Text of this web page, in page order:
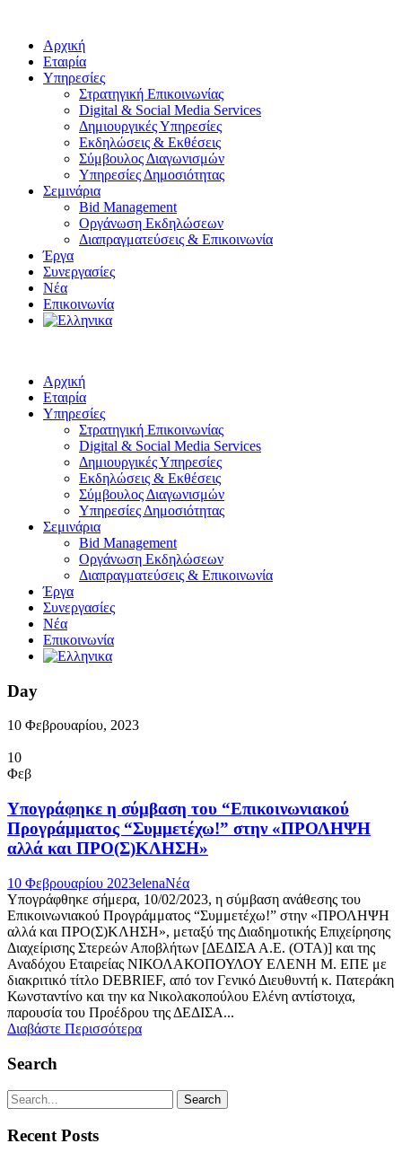
Αρχική
Εταιρία
Υπηρεσίες
Στρατηγική Επικοινωνίας
Digital & Social Media Services
Δημιουργικές Υπηρεσίες
Εκδηλώσεις & Εκθέσεις
Σύμβουλος Διαγωνισμών
Υπηρεσίες Δημοσιότητας
Σεμινάρια
Bid Management
Οργάνωση Εκδηλώσεων
Διαπραγματεύσεις & Επικοινωνία
Έργα
Συνεργασίες
Νέα
Επικοινωνία
Αρχική
Εταιρία
Υπηρεσίες
Στρατηγική Επικοινωνίας
Digital & Social Media Services
Δημιουργικές Υπηρεσίες
Εκδηλώσεις & Εκθέσεις
Σύμβουλος Διαγωνισμών
Υπηρεσίες Δημοσιότητας
Σεμινάρια
Bid Management
Οργάνωση Εκδηλώσεων
Διαπραγματεύσεις & Επικοινωνία
Έργα
Συνεργασίες
Νέα
Επικοινωνία
Day
10 Φεβρουαρίου, 2023
10
Φεβ
Υπογράφηκε η σύμβαση του “Επικοινωνιακού
Προγράμματος “Συμμετέχω!” στην «ΠΡΟΛΗΨΗ
αλλά και ΠΡΟ(Σ)ΚΛΗΣΗ»
10 Φεβρουαρίου 2023elenaΝέα
Υπογράφθηκε σήμερα, 10/02/2023, η σύμβαση ανάθεσης του
Επικοινωνιακού Προγράμματος “Συμμετέχω!” στην «ΠΡΟΛΗΨΗ
αλλά και ΠΡΟ(Σ)ΚΛΗΣΗ», μεταξύ της Διαδημοτικής Επιχείρησης
Διαχείρισης Στερεών Αποβλήτων [ΔΕΔΙΣΑ Α.Ε. (ΟΤΑ)] και της
Αναδόχου Εταιρείας ΝΙΚΟΛΑΚΟΠΟΥΛΟΥ ΕΛΕΝΗ Μ. ΕΠΕ με
διακριτικό τίτλο DEBRIEF, από τον Γενικό Διευθυντή κ. Πατεράκη
Κωνσταντίνο και την κα Νικολακοπούλου Ελένη αντίστοιχα,
παρουσία του Προέδρου της ΔΕΔΙΣΑ...
Διαβάστε Περισσότερα
Search
Recent Posts